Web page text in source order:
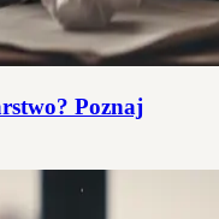
Poznaj